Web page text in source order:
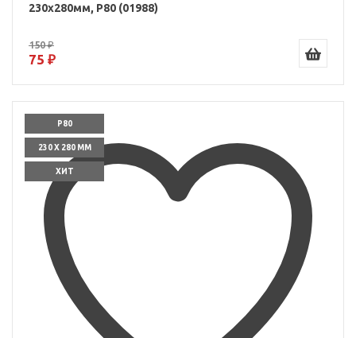
230x280мм, P80 (01988)
150 ₽
75 ₽
P80
230 X 280 ММ
ХИТ